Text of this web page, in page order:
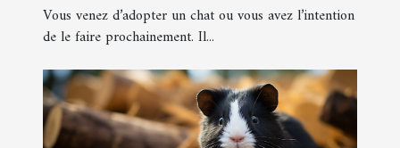
Vous venez d’adopter un chat ou vous avez l’intention
de le faire prochainement. Il...